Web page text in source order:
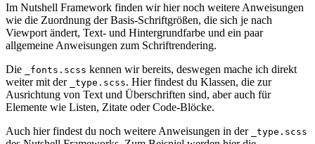
Im Nutshell Framework finden wir hier noch weitere Anweisungen
wie die Zuordnung der Basis-Schriftgrößen, die sich je nach
Viewport ändert, Text- und Hintergrundfarbe und ein paar
allgemeine Anweisungen zum Schriftrendering.
Die
_fonts.scss kennen wir bereits, deswegen mache ich direkt
weiter mit der
_type.scss. Hier findest du Klassen, die zur
Ausrichtung von Text und Überschriften sind, aber auch für
Elemente wie Listen, Zitate oder Code-Blöcke.
Auch hier findest du noch weitere Anweisungen in der
_type.scss